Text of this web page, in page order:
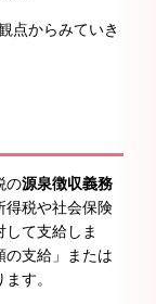
点からみていき
の源泉徴収義務
得税や社会保険
て支給しま
の支給」または
す。